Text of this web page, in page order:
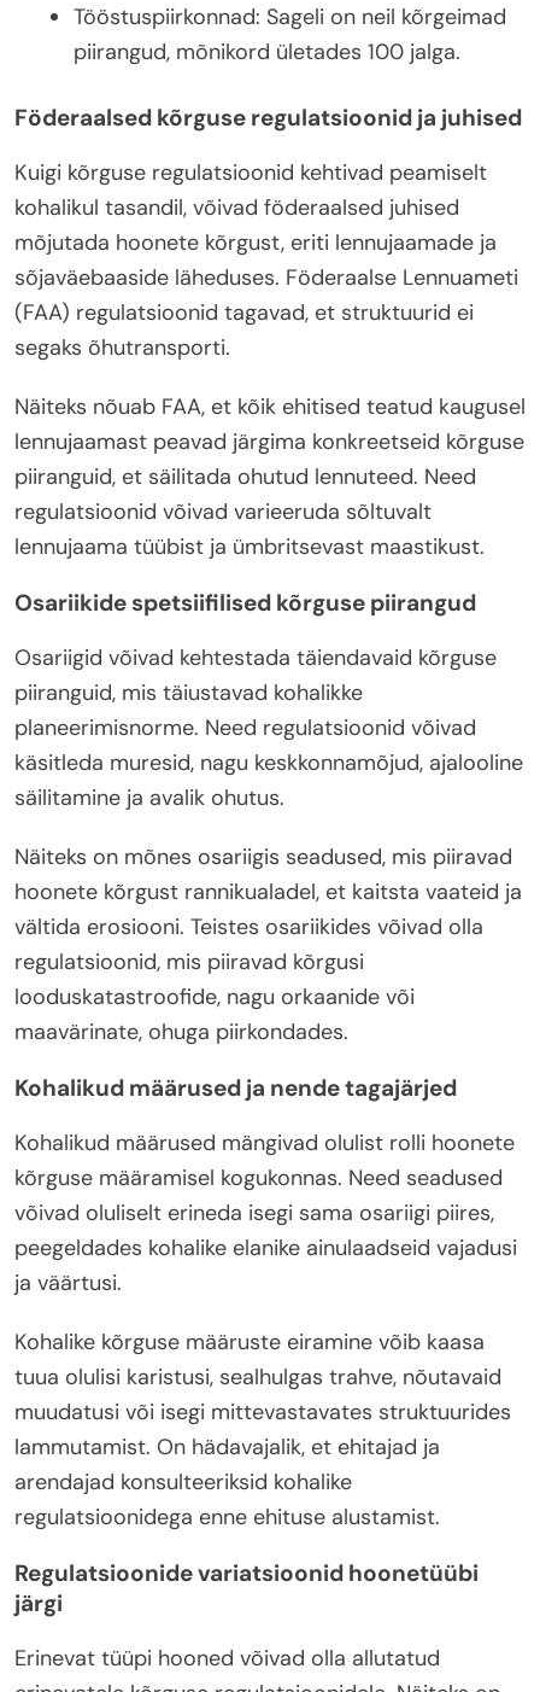
Tööstuspiirkonnad: Sageli on neil kõrgeimad
piirangud, mõnikord ületades 100 jalga.
Föderaalsed kõrguse regulatsioonid ja juhised
Kuigi kõrguse regulatsioonid kehtivad peamiselt
kohalikul tasandil, võivad föderaalsed juhised
mõjutada hoonete kõrgust, eriti lennujaamade ja
sõjaväebaaside läheduses. Föderaalse Lennuameti
(FAA) regulatsioonid tagavad, et struktuurid ei
segaks õhutransporti.
Näiteks nõuab FAA, et kõik ehitised teatud kaugusel
lennujaamast peavad järgima konkreetseid kõrguse
piiranguid, et säilitada ohutud lennuteed. Need
regulatsioonid võivad varieeruda sõltuvalt
lennujaama tüübist ja ümbritsevast maastikust.
Osariikide spetsiifilised kõrguse piirangud
Osariigid võivad kehtestada täiendavaid kõrguse
piiranguid, mis täiustavad kohalikke
planeerimisnorme. Need regulatsioonid võivad
käsitleda muresid, nagu keskkonnamõjud, ajalooline
säilitamine ja avalik ohutus.
Näiteks on mõnes osariigis seadused, mis piiravad
hoonete kõrgust rannikualadel, et kaitsta vaateid ja
vältida erosiooni. Teistes osariikides võivad olla
regulatsioonid, mis piiravad kõrgusi
looduskatastroofide, nagu orkaanide või
maavärinate, ohuga piirkondades.
Kohalikud määrused ja nende tagajärjed
Kohalikud määrused mängivad olulist rolli hoonete
kõrguse määramisel kogukonnas. Need seadused
võivad oluliselt erineda isegi sama osariigi piires,
peegeldades kohalike elanike ainulaadseid vajadusi
ja väärtusi.
Kohalike kõrguse määruste eiramine võib kaasa
tuua olulisi karistusi, sealhulgas trahve, nõutavaid
muudatusi või isegi mittevastavates struktuurides
lammutamist. On hädavajalik, et ehitajad ja
arendajad konsulteeriksid kohalike
regulatsioonidega enne ehituse alustamist.
Regulatsioonide variatsioonid hoonetüübi
järgi
Erinevat tüüpi hooned võivad olla allutatud